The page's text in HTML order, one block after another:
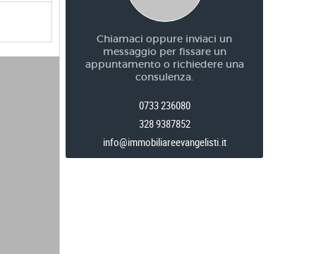
Chiamaci oppure inviaci un
messaggio per fissare un
appuntamento o richiedere una
consulenza.
0733 236080
328 9387852
info@immobiliareevangelisti.it